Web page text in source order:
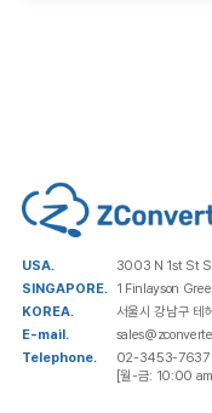
USA.
3003 N 1st St
SINGAPORE. 1 Finlayson
KOREA.
서울시 강남구 테
E-mail.
Telephone.
02-3453-7637
[월-금: 10:00